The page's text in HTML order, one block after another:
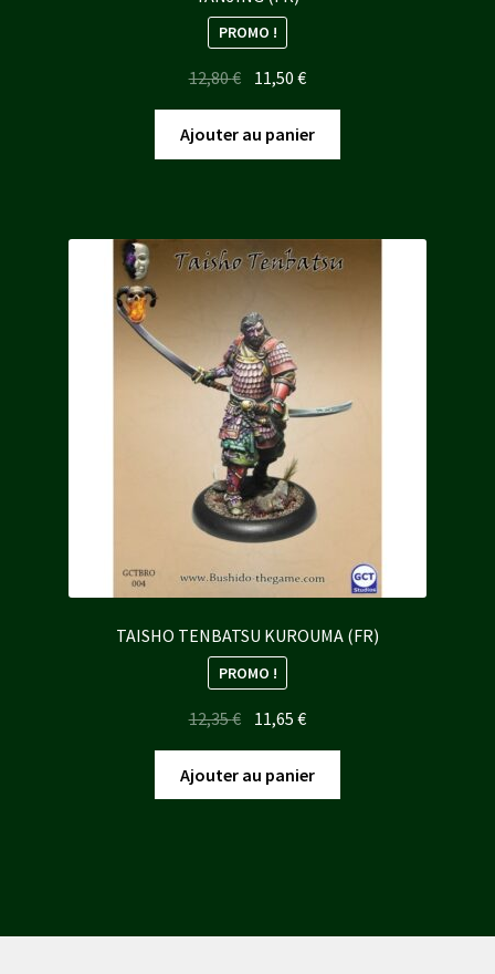
PROMO !
12,80€ Le
prix
initial
était :
11,50€Le
prix
actuel
est :
Ajouter au panier
TAISHO TENBATSU KUROUMA (FR)
PROMO !
12,35€ Le
initial
était :
11,65€Le
actuel
est :
Ajouter au panier